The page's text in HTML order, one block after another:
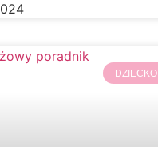
DZIECKO